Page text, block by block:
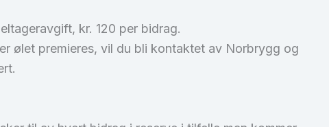
kr. 120 per bidrag.
ølet premieres, vil du bli kontaktet av Norbrygg og